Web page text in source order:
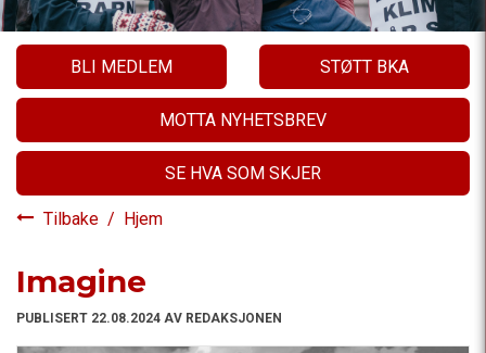
BLI MEDLEM STØTT BKA
MOTTA NYHETSBREV
SE HVA SOM SKJER
Tilbake / Hjem
Imagine
PUBLISERT 22.08.2024 AV REDAKSJONEN